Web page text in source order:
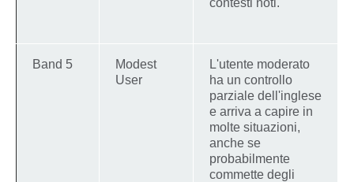
contesti noti.
Band 5
Modest
User
L'utente moderato
ha un controllo
parziale dell'inglese
e arriva a capire in
molte situazioni,
anche se
probabilmente
commette degli